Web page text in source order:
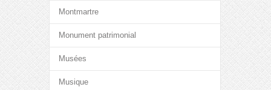
Montmartre
Monument patrimonial
Musées
Musique